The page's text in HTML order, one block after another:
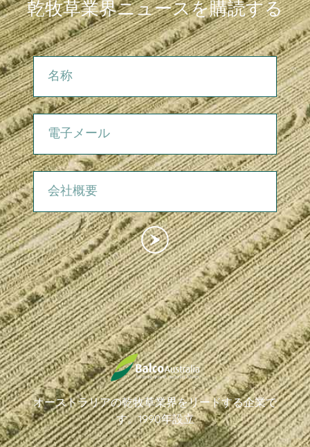
乾牧草業界ニュースを購読する
名称
電子メール
会社概要
オーストラリアの乾牧草業界をリードする企業で
す。1990年設立